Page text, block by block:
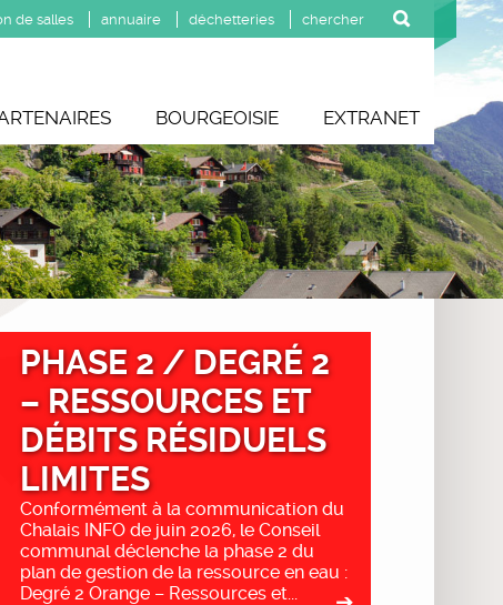
de salles annuaire déchetteries
BOURGEOISIE EXTRANET
PHASE 2 / DEGRÉ 2
– RESSOURCES ET
DÉBITS RÉSIDUELS
LIMITES
Conformément à la communication du
Chalais INFO de juin 2026, le Conseil
communal déclenche la phase 2 du
plan de gestion de la ressource en eau :
Degré 2 Orange – Ressources et...